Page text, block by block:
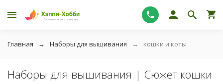
Главная Наборы для вышивания кошки и коты
Наборы для вышивания | Сюжет кошки